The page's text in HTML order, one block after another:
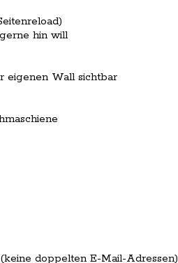
hin will
eigenen Wall sichtbar
doppelten E-Mail-Adressen)